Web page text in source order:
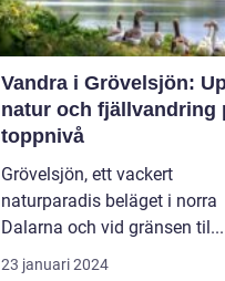
Vandra i Grövelsjön:
natur och fjällvandring
toppnivå
Grövelsjön, ett vackert
naturparadis beläget i norra
Dalarna och vid gränsen til...
23 januari 2024